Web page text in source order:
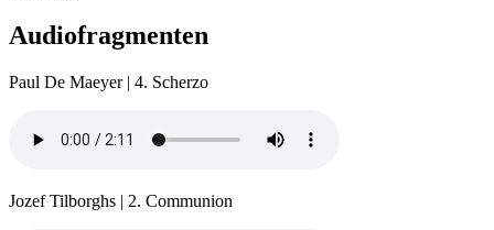
Audiofragmenten
Paul De Maeyer | 4. Scherzo
Jozef Tilborghs | 2. Communion